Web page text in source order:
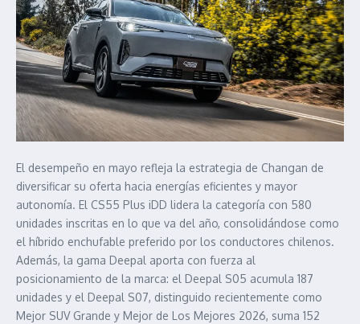
El desempeño en mayo refleja la estrategia de Changan de
diversificar su oferta hacia energías eficientes y mayor
autonomía. El CS55 Plus iDD lidera la categoría con 580
unidades inscritas en lo que va del año, consolidándose como
el híbrido enchufable preferido por los conductores chilenos.
Además, la gama Deepal aporta con fuerza al
posicionamiento de la marca: el Deepal S05 acumula 187
unidades y el Deepal S07, distinguido recientemente como
Mejor SUV Grande y Mejor de Los Mejores 2026, suma 152